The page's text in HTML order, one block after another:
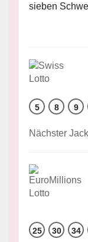
sieben
5 8 9
Nächster
25 30 34